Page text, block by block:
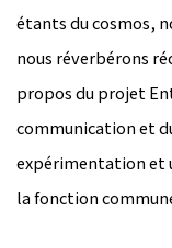
étants du cosmos,
nous réverbérons
propos du projet
communication et
expérimentation et
la fonction